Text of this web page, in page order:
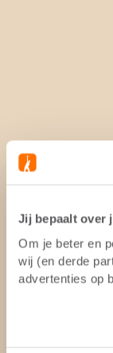
Jij bepaalt over
Om je beter en
wij (en derde
advertenties op